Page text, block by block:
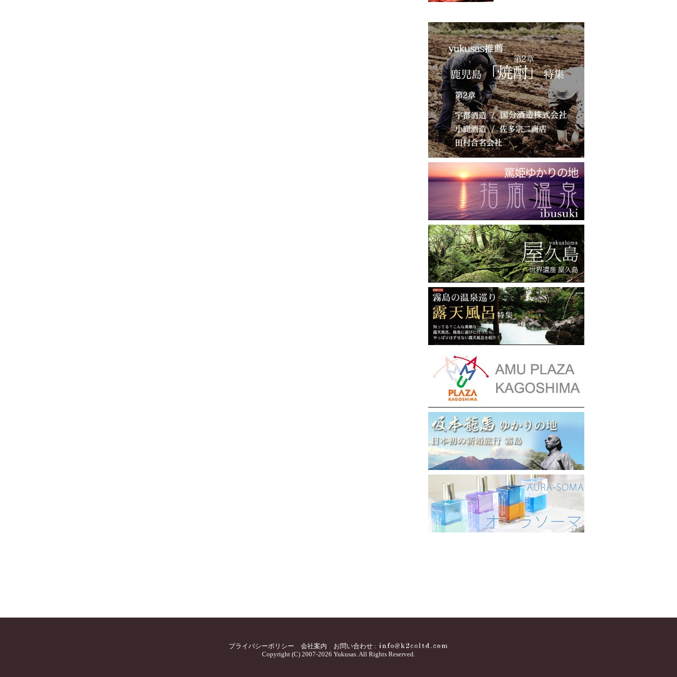
プライバシーポリシー 会社案内
お問い合わせ :
Copyright (C) 2007-2026 Yukusas. All Rights Reserved.